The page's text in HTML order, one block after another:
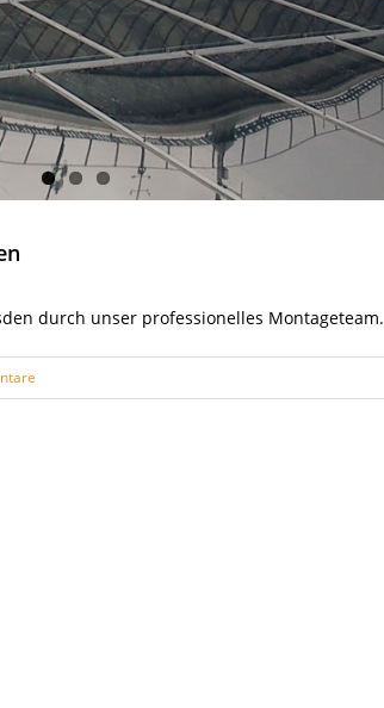
durch unser professionelles Montageteam.